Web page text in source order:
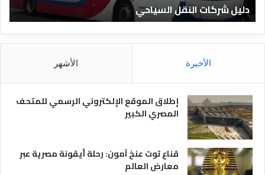
ق
ا
ل
ر
ة
دليل الفنادق المصرية
ق
و
الأخيرة الأشهر
إطلاق الموقع الإلكتروني الرسمي للمتحف
المصري الكبير
قناع توت عنخ آمون: رحلة أيقونة مصرية عبر
معارض العالم